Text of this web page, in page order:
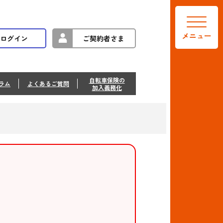
ログイン ご契約者さま メニュー
ム よくあるご質問
自転車保険の
加入義務化